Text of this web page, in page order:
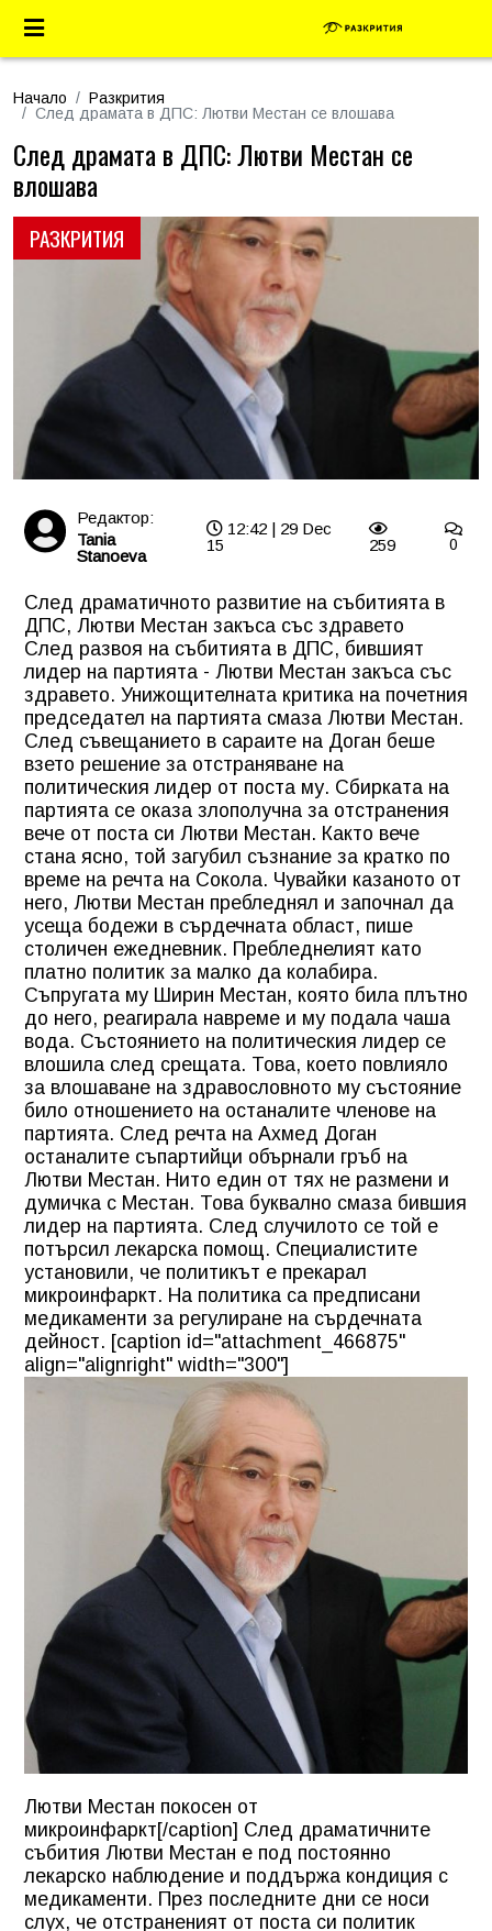
Начало
Разкрития
След драмата в ДПС: Лютви Местан се влошава
РАЗКРИТИЯ
След драмата в ДПС: Лютви Местан се
влошава
Редактор:
Tania
Stanoeva
12:42 | 29 Dec
15
259 0
След драматичното развитие на събитията в
ДПС, Лютви Местан закъса със здравето
След развоя на събитията в ДПС, бившият
лидер на партията - Лютви Местан закъса със
здравето. Унижощителната критика на почетния
председател на партията смаза Лютви Местан.
След съвещанието в сараите на Доган беше
взето решение за отстраняване на
политическия лидер от поста му. Сбирката на
партията се оказа злополучна за отстранения
вече от поста си Лютви Местан. Както вече
стана ясно, той загубил съзнание за кратко по
време на речта на Сокола. Чувайки казаното от
него, Лютви Местан пребледнял и започнал да
усеща бодежи в сърдечната област, пише
столичен ежедневник. Пребледнелият като
платно политик за малко да колабира.
Съпругата му Ширин Местан, която била плътно
до него, реагирала навреме и му подала чаша
вода. Състоянието на политическия лидер се
влошила след срещата. Това, което повлияло
за влошаване на здравословното му състояние
било отношението на останалите членове на
партията. След речта на Ахмед Доган
останалите съпартийци обърнали гръб на
Лютви Местан. Нито един от тях не размени и
думичка с Местан. Това буквално смаза бившия
лидер на партията. След случилото се той е
потърсил лекарска помощ. Специалистите
установили, че политикът е прекарал
микроинфаркт. На политика са предписани
медикаменти за регулиране на сърдечната
дейност. [caption id="attachment_466875"
align="alignright" width="300"]
Лютви Местан покосен от
микроинфаркт[/caption] След драматичните
събития Лютви Местан е под постоянно
лекарско наблюдение и поддържа кондиция с
медикаменти. През последните дни се носи
слух, че отстраненият от поста си политик